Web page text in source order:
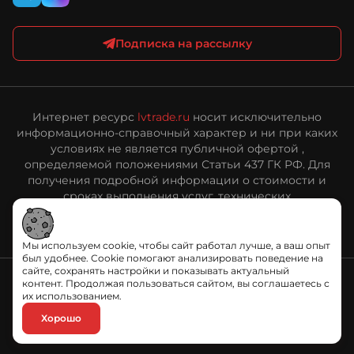
Подписка на рассылку
Интернет ресурс lvtrade.ru носит исключительно
информационно-справочный характер и ни при каких
условиях не является публичной офертой ,
определяемой положениями Статьи 437 ГК РФ. Для
получения подробной информации о стоимости и
сроках выполнения услуг, технических
характеристиках оборудования, пожалуйста,
обращайтесь к сотрудникам ООО «ЛВ Трейд».
Политика обработки персональных данных
Мы используем cookie, чтобы сайт работал лучше, а ваш опыт
был удобнее. Cookie помогают анализировать поведение на
сайте, сохранять настройки и показывать актуальный
контент. Продолжая пользоваться сайтом, вы соглашаетесь с
их использованием.
Хорошо